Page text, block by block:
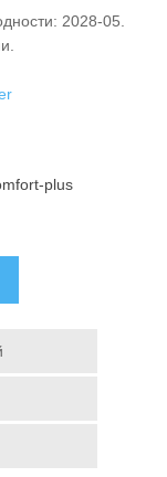
2028-05.
plus